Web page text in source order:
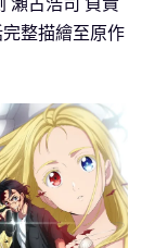
整描繪至原作